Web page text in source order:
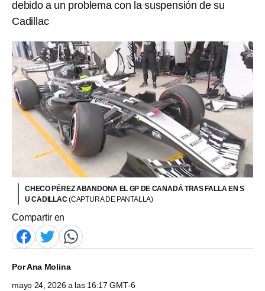
debido a un problema con la suspensión de su
Cadillac
CHECO PÉREZ ABANDONA EL GP DE CANADÁ TRAS FALLA EN S
U CADILLAC(CAPTURA DE PANTALLA)
Compartir en
PorAna Molina
mayo 24, 2026 a las 16:17 GMT-6